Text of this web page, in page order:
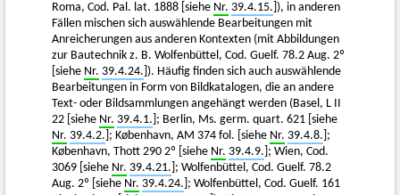
Roma, Cod. Pal. lat. 1888 [siehe Nr. 39.4.15. ]), in anderen
Fällen mischen sich auswählende Bearbeitungen mit
Anreicherungen aus anderen Kontexten (mit Abbildungen
zur Bautechnik z. B. Wolfenbüttel, Cod. Guelf. 78.2 Aug. 2º
[siehe Nr. 39.4.24. ]). Häufig finden sich auch auswählende
Bearbeitungen in Form von Bildkatalogen, die an andere
Text- oder Bildsammlungen angehängt werden (Basel, L II
22 [siehe Nr. 39.4.1. ]; Berlin, Ms. germ. quart. 621 [siehe
Nr. 39.4.2. ]; København, AM 374 fol. [siehe Nr. 39.4.8. ];
København, Thott 290 2º [siehe Nr. 39.4.9. ]; Wien, Cod.
3069 [siehe Nr. 39.4.21. ]; Wolfenbüttel, Cod. Guelf. 78.2
Aug. 2º [siehe Nr. 39.4.24. ]; Wolfenbüttel, Cod. Guelf. 161